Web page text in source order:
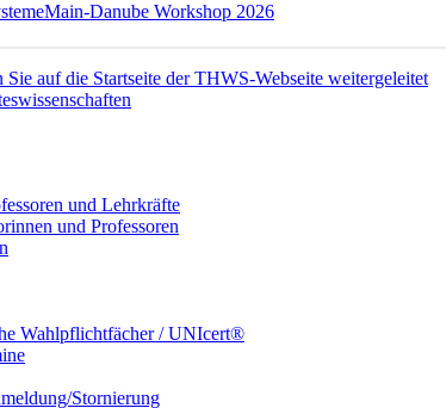
Main-Danube Workshop 2026
und Lehrkräfte
und Professoren
Wahlpflichtfächer / UNIcert®
Stornierung